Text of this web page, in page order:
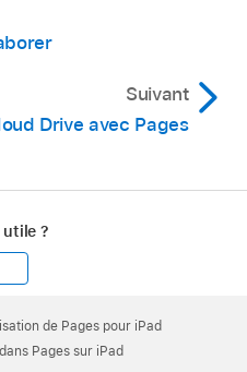
Suivant
Drive avec Pages
?
de Pages pour iPad
Pages sur iPad